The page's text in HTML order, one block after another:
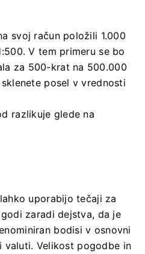
svoj račun položili 1.000
V tem primeru se bo
za 500-krat na 500.000
posel v vrednosti
razlikuje glede na
uporabijo tečaji za
zaradi dejstva, da je
bodisi v osnovni
Velikost pogodbe in